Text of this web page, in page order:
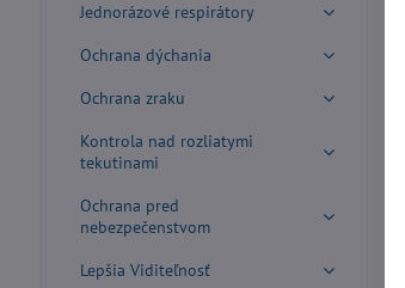
Jednorázové respirátory
Ochrana dýchania
Ochrana zraku
Kontrola nad rozliatymi
tekutinami
Ochrana pred
nebezpečenstvom
Lepšia Viditeľnosť